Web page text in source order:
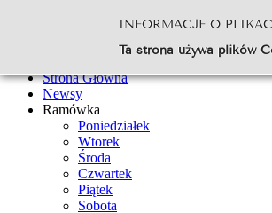
Go
Strona Główna
Newsy
Ramówka
Poniedziałek
Wtorek
Środa
Czwartek
Piątek
Sobota
INFORMACJE O
Ta strona używa plików